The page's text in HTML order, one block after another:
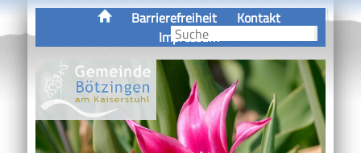
Barrierefreiheit
Kontakt
Impressum